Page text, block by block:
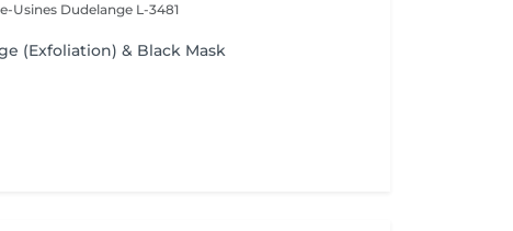
Usines Dudelange L-3481
(Exfoliation) & Black Mask